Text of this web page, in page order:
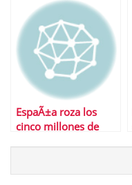
EspaÃ±a roza los
cinco millones de